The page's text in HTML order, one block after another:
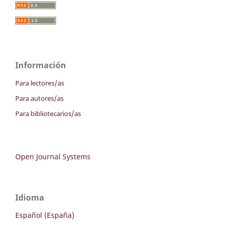
Información
Para lectores/as
Para autores/as
Para bibliotecarios/as
Open Journal Systems
Idioma
Español (España)